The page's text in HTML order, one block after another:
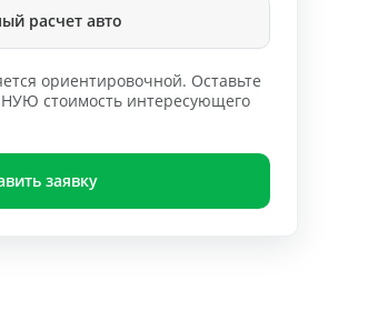
расчет авто
ориентировочной. Оставьте
стоимость интересующего
заявку